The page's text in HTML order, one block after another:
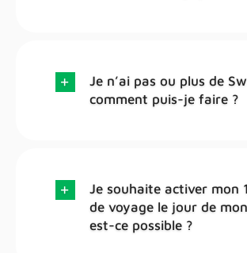
Je n’ai pas ou plus de
comment puis-je faire ?
Je souhaite activer mon
de voyage le jour de
est-ce possible ?